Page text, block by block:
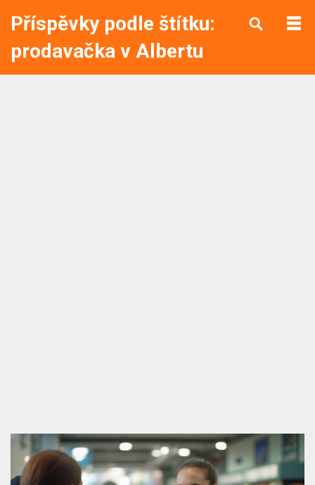
Příspěvky podle štítku:
prodavačka v Albertu